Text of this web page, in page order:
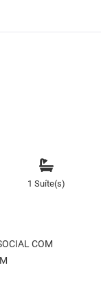
1 Suíte(s)
COM